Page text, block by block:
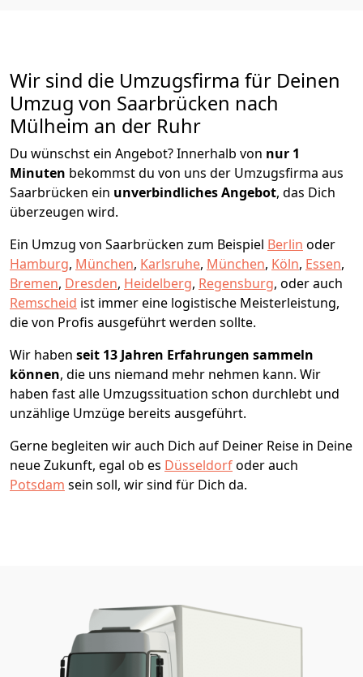
Wir sind die Umzugsfirma für Deinen
Umzug von Saarbrücken nach
Mülheim an der Ruhr
Du wünschst ein Angebot? Innerhalb von nur 1
Minuten bekommst du von uns der Umzugsfirma aus
Saarbrücken ein unverbindliches Angebot, das Dich
überzeugen wird.
Ein Umzug von Saarbrücken zum Beispiel Berlin oder
Hamburg, München, Karlsruhe, München, Köln, Essen,
Bremen, Dresden, Heidelberg, Regensburg, oder auch
Remscheid ist immer eine logistische Meisterleistung,
die von Profis ausgeführt werden sollte.
Wir haben seit 13 Jahren Erfahrungen sammeln
können, die uns niemand mehr nehmen kann. Wir
haben fast alle Umzugssituation schon durchlebt und
unzählige Umzüge bereits ausgeführt.
Gerne begleiten wir auch Dich auf Deiner Reise in Deine
neue Zukunft, egal ob es Düsseldorfoder auch
Potsdam sein soll, wir sind für Dich da.